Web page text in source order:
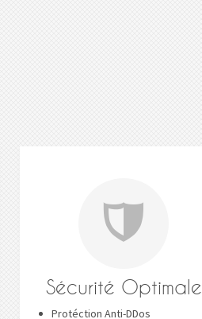
Sécurité Optimale
Protéction Anti-DDos